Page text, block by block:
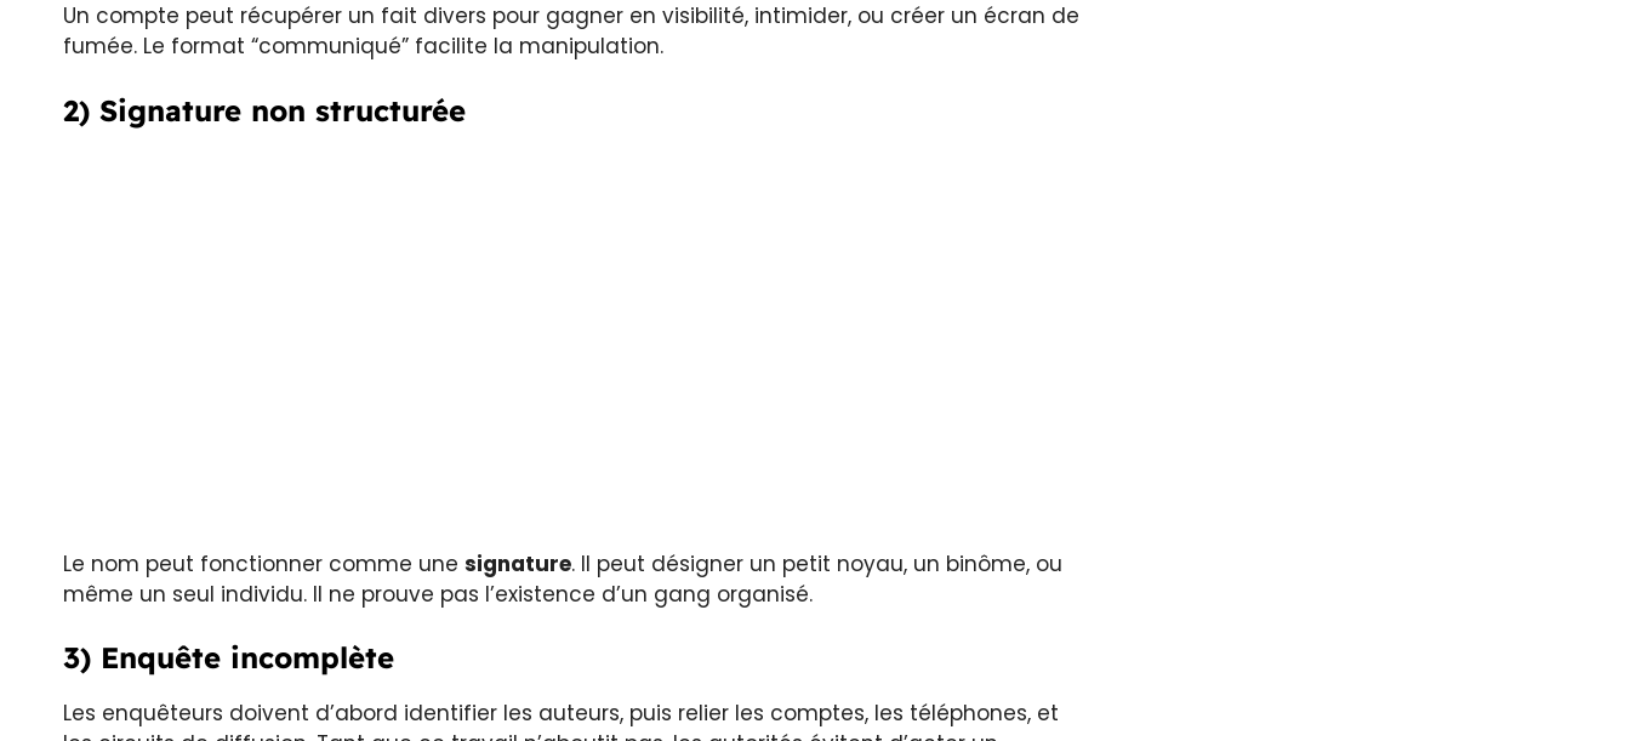
Un compte peut récupérer un fait divers pour gagner en visibilité, intimider, ou créer un écran de
fumée. Le format “communiqué” facilite la manipulation.
2) Signature non structurée
Le nom peut fonctionner comme une signature. Il peut désigner un petit noyau, un binôme, ou
même un seul individu. Il ne prouve pas l’existence d’un gang organisé.
3) Enquête incomplète
Les enquêteurs doivent d’abord identifier les auteurs, puis relier les comptes, les téléphones, et